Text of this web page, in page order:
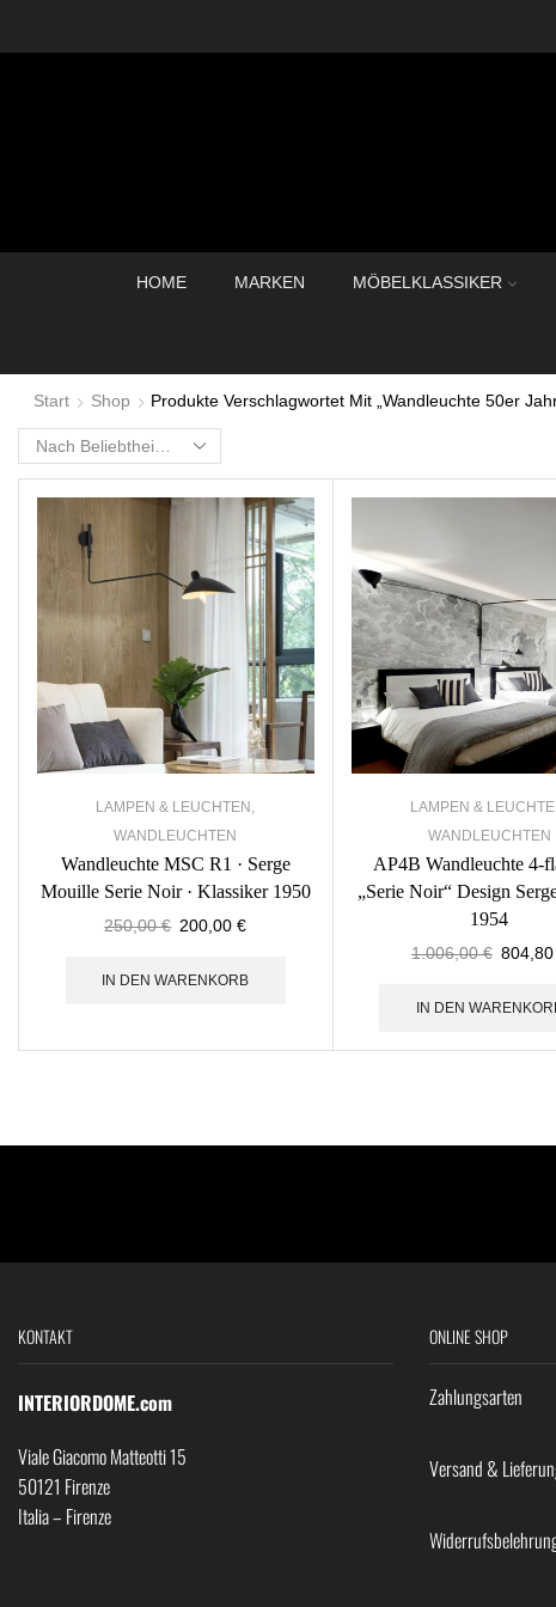
HOME MARKEN MÖBELKLASSIKER
Start Shop Produkte Verschlagwortet Mit „Wandleuchte 50er
LAMPEN & LEUCHTEN ,
WANDLEUCHTEN
Wandleuchte MSC R1 · Serge
Mouille Serie Noir · Klassiker 1950
250,00€ 200,00€
IN DEN WARENKORB
LAMPEN &
WANDLEUCHTEN
AP4B Wandleuchte 4-
„Serie Noir“ Design
1954
1.006,00€ 804,80
IN DEN
KONTAKT
INTERIORDOME.com
Viale Giacomo Matteotti 15
50121 Firenze
Italia – Firenze
ONLINE SHOP
Zahlungsarten
Versand &